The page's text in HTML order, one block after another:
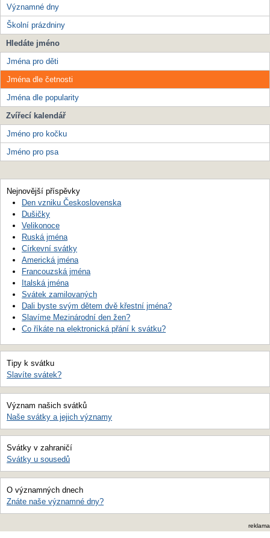
Významné dny
Školní prázdniny
Hledáte jméno
Jména pro děti
Jména dle četnosti
Jména dle popularity
Zvířecí kalendář
Jméno pro kočku
Jméno pro psa
Nejnovější příspěvky
Den vzniku Československa
Dušičky
Velikonoce
Ruská jména
Církevní svátky
Americká jména
Francouzská jména
Italská jména
Svátek zamilovaných
Dali byste svým dětem dvě křestní jména?
Slavíme Mezinárodní den žen?
Co říkáte na elektronická přání k svátku?
Tipy k svátku
Slavíte svátek?
Význam našich svátků
Naše svátky a jejich významy
Svátky v zahraničí
Svátky u sousedů
O významných dnech
Znáte naše významné dny?
reklama